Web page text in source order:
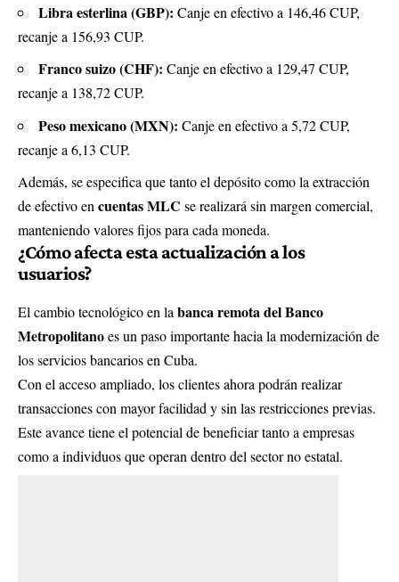
Libra esterlina (GBP): Canje en efectivo a 146,46 CUP,
recanje a 156,93 CUP.
Franco suizo (CHF): Canje en efectivo a 129,47 CUP,
recanje a 138,72 CUP.
Peso mexicano (MXN): Canje en efectivo a 5,72 CUP,
recanje a 6,13 CUP.
Además, se especifica que tanto el depósito como la extracción
de efectivo encuentas MLC se realizará sin margen comercial,
manteniendo valores fijos para cada moneda.
¿Cómo afecta esta actualización a los
usuarios?
El cambio tecnológico en labanca remota del Banco
Metropolitanoes un paso importante hacia la modernización de
los servicios bancarios en Cuba.
Con el acceso ampliado, los clientes ahora podrán realizar
transacciones con mayor facilidad y sin las restricciones previas.
Este avance tiene el potencial de beneficiar tanto a empresas
como a individuos que operan dentro del sector no estatal.